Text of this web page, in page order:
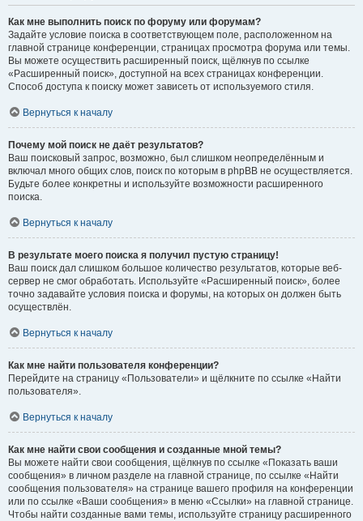
Как мне выполнить поиск по форуму или форумам?
Задайте условие поиска в соответствующем поле, расположенном на
главной странице конференции, страницах просмотра форума или темы.
Вы можете осуществить расширенный поиск, щёлкнув по ссылке
«Расширенный поиск», доступной на всех страницах конференции.
Способ доступа к поиску может зависеть от используемого стиля.
Вернуться к началу
Почему мой поиск не даёт результатов?
Ваш поисковый запрос, возможно, был слишком неопределённым и
включал много общих слов, поиск по которым в phpBB не осуществляется.
Будьте более конкретны и используйте возможности расширенного
поиска.
Вернуться к началу
В результате моего поиска я получил пустую страницу!
Ваш поиск дал слишком большое количество результатов, которые веб-
сервер не смог обработать. Используйте «Расширенный поиск», более
точно задавайте условия поиска и форумы, на которых он должен быть
осуществлён.
Вернуться к началу
Как мне найти пользователя конференции?
Перейдите на страницу «Пользователи» и щёлкните по ссылке «Найти
пользователя».
Вернуться к началу
Как мне найти свои сообщения и созданные мной темы?
Вы можете найти свои сообщения, щёлкнув по ссылке «Показать ваши
сообщения» в личном разделе на главной странице, по ссылке «Найти
сообщения пользователя» на странице вашего профиля на конференции
или по ссылке «Ваши сообщения» в меню «Ссылки» на главной странице.
Чтобы найти созданные вами темы, используйте страницу расширенного